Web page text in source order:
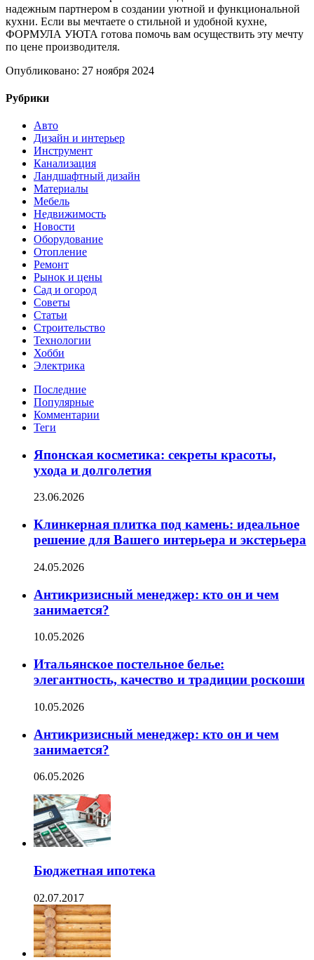
надежным партнером в создании уютной и функциональной
кухни. Если вы мечтаете о стильной и удобной кухне,
ФОРМУЛА УЮТА готова помочь вам осуществить эту мечту
по цене производителя.
Опубликовано: 27 ноября 2024
Рубрики
Авто
Дизайн и интерьер
Инструмент
Канализация
Ландшафтный дизайн
Материалы
Мебель
Недвижимость
Новости
Оборудование
Отопление
Ремонт
Рынок и цены
Сад и огород
Советы
Статьи
Строительство
Технологии
Хобби
Электрика
Последние
Популярные
Комментарии
Теги
Японская косметика: секреты красоты,
ухода и долголетия
23.06.2026
Клинкерная плитка под камень: идеальное
решение для Вашего интерьера и экстерьера
24.05.2026
Антикризисный менеджер: кто он и чем
занимается?
10.05.2026
Итальянское постельное белье:
элегантность, качество и традиции роскоши
10.05.2026
Антикризисный менеджер: кто он и чем
занимается?
06.05.2026
Бюджетная ипотека
02.07.2017